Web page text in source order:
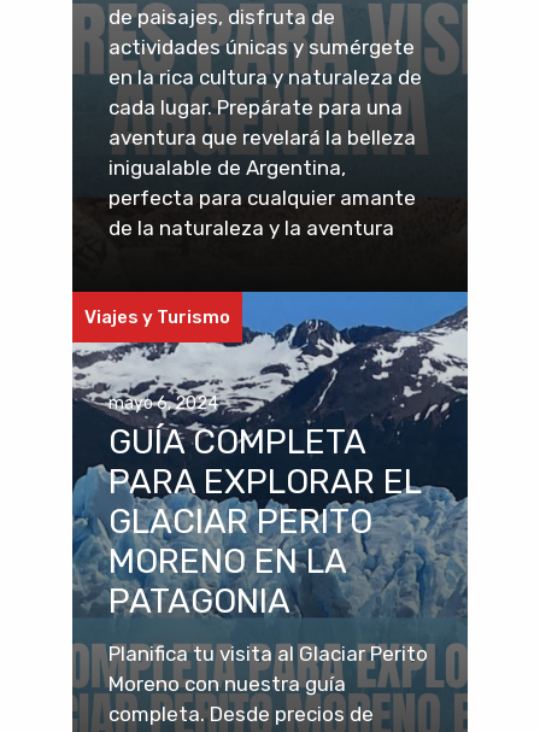
de paisajes, disfruta de
actividades únicas y sumérgete
en la rica cultura y naturaleza de
cada lugar. Prepárate para una
aventura que revelará la belleza
inigualable de Argentina,
perfecta para cualquier amante
de la naturaleza y la aventura
Viajes y Turismo
mayo 6, 2024
GUÍA COMPLETA
PARA EXPLORAR EL
GLACIAR PERITO
MORENO EN LA
PATAGONIA
Planifica tu visita al Glaciar Perito
Moreno con nuestra guía
completa. Desde precios de